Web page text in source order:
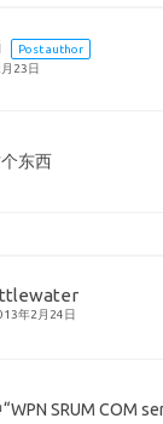
Post author
23日
东西
年2月24日
SRUM COM